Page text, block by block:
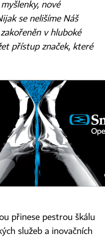
nové
se nelišíme Náš
v hluboké
přístup značek, které
přinese pestrou škálu
služeb a inovačních